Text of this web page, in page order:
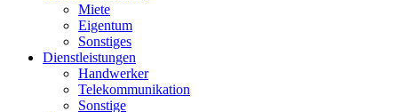
Miete
Eigentum
Sonstiges
Dienstleistungen
Handwerker
Telekommunikation
Sonstige